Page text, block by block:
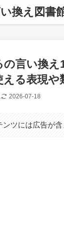
換え図書
の言い換え
る表現や
2026-07-18
ンツには広告が